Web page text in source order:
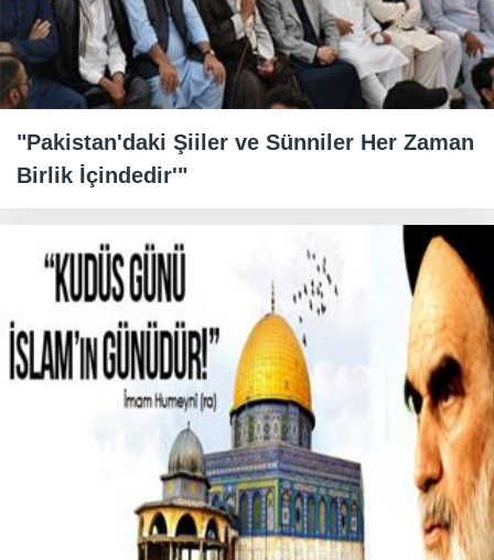
"Pakistan'daki Şiiler ve Sünniler Her Zaman
Birlik İçindedir'"